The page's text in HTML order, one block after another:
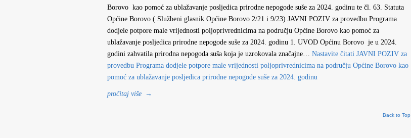
Borovo kao pomoć za ublažavanje posljedica prirodne nepogode suše za 2024. godinu te čl. 63. Statuta
Općine Borovo ( Službeni glasnik Općine Borovo 2/21 i 9/23) JAVNI POZIV za provedbu Programa
dodjele potpore male vrijednosti poljoprivrednicima na području Općine Borovo kao pomoć za
ublažavanje posljedica prirodne nepogode suše za 2024. godinu 1. UVOD Općinu Borovo je u 2024.
godini zahvatila prirodna nepogoda suša koja je uzrokovala značajne… Nastavite čitati JAVNI POZIV za
provedbu Programa dodjele potpore male vrijednosti poljoprivrednicima na području Općine Borovo kao
pomoć za ublažavanje posljedica prirodne nepogode suše za 2024. godinu
pročitaj više →
Back to Top